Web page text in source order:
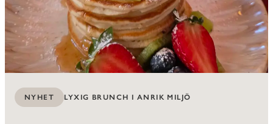
NYHET LYXIG BRUNCH I ANRIK MILJÖ